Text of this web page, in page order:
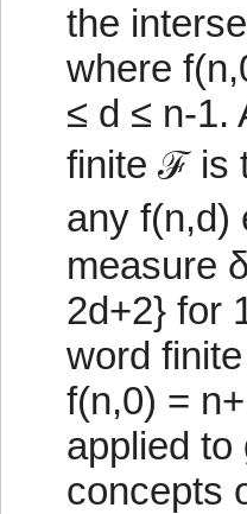
the
where
≤ d ≤ n-1.
finite ℱ is
any f(n,d)
measure
2d+2} for
word
f(n,0) =
applied
concepts